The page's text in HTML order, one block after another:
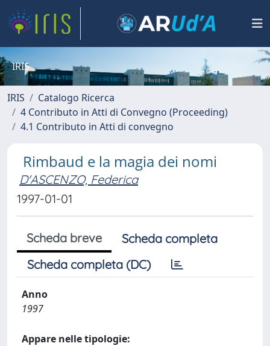
IRIS
IRIS
Catalogo Ricerca
4 Contributo in Atti di Convegno (Proceeding)
4.1 Contributo in Atti di convegno
Rimbaud e la magia dei nomi
D'ASCENZO, Federica
1997-01-01
Scheda breve
Scheda completa
Scheda completa (DC)
Anno
1997
Appare nelle tipologie: